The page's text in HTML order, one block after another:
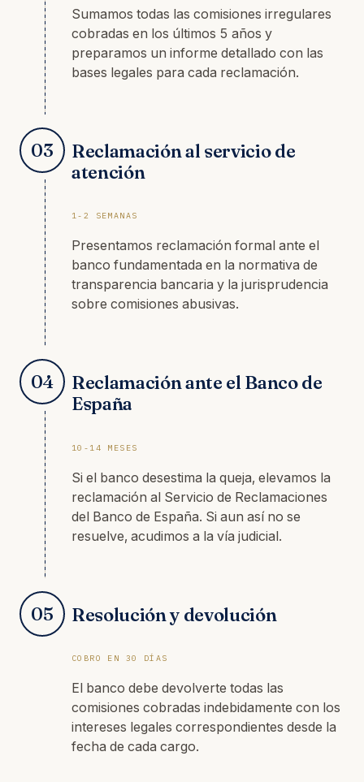
Sumamos todas las comisiones irregulares
cobradas en los últimos 5 años y
preparamos un informe detallado con las
bases legales para cada reclamación.
03
Reclamación al servicio de
atención
1-2 SEMANAS
Presentamos reclamación formal ante el
banco fundamentada en la normativa de
transparencia bancaria y la jurisprudencia
sobre comisiones abusivas.
04
Reclamación ante el Banco de
España
10-14 MESES
Si el banco desestima la queja, elevamos la
reclamación al Servicio de Reclamaciones
del Banco de España. Si aun así no se
resuelve, acudimos a la vía judicial.
05 Resolución y devolución
COBRO EN 30 DÍAS
El banco debe devolverte todas las
comisiones cobradas indebidamente con los
intereses legales correspondientes desde la
fecha de cada cargo.